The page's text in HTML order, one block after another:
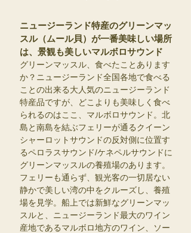
ニュージーランド特産のグリーンマッ
スル（ムール貝）が一番美味しい場所
は、景観も美しいマルボロサウンド
グリーンマッスル、食べたことあります
か？ニュージーランド全国各地で食べる
ことの出来る大人気のニュージーランド
特産品ですが、どこよりも美味しく食べ
られるのはここ、マルボロサウンド。北
島と南島を結ぶフェリーが通るクイーン
シャーロットサウンドの反対側に位置す
るペロラスサウンド/ケネペルサウンドに
グリーンマッスルの養殖場のあります。
フェリーも通らず、観光客の一切居ない
静かで美しい湾の中をクルーズし、養殖
場を見学。船上では新鮮なグリーンマッ
スルと、ニュージーランド最大のワイン
産地であるマルボロ地方のワイン、ソー